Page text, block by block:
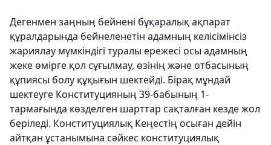
Дегенмен заңның бейнені бұқаралық ақпарат
құралдарында бейнеленетін адамның келісімінсіз
жариялау мүмкіндігі туралы ережесі осы адамның
жеке өмірге қол сұғылмау, өзінің және отбасының
құпиясы болу құқығын шектейді. Бірақ мұндай
шектеуге Конституцияның 39-бабының 1-
тармағында көзделген шарттар сақталған кезде жол
беріледі. Конституциялық Кеңестің осыған дейін
айтқан ұстанымына сәйкес конституциялық